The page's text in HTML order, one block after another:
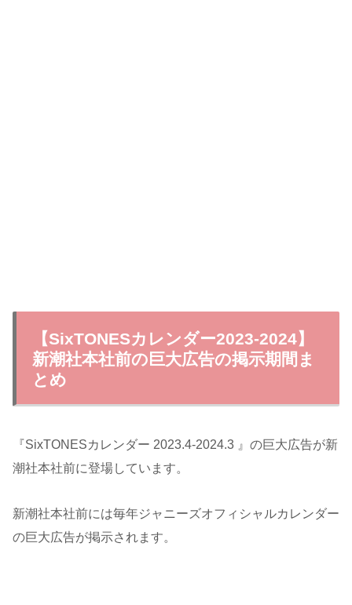
【SixTONESカレンダー2023-2024】
新潮社本社前の巨大広告の掲示期間ま
とめ
『SixTONESカレンダー 2023.4-2024.3 』の巨大広告が新
潮社本社前に登場しています。
新潮社本社前には毎年ジャニーズオフィシャルカレンダー
の巨大広告が掲示されます。